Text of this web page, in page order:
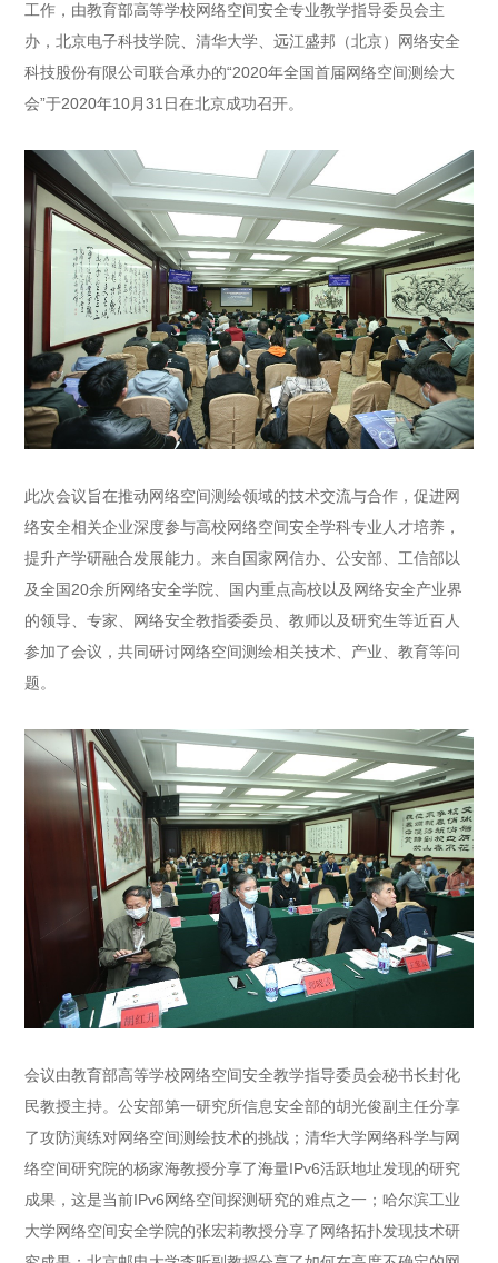
工作，由教育部高等学校网络空间安全专业教学指导委员会主
办，北京电子科技学院、清华大学、远江盛邦（北京）网络安全
科技股份有限公司联合承办的“2020年全国首届网络空间测绘大
会”于2020年10月31日在北京成功召开。
此次会议旨在推动网络空间测绘领域的技术交流与合作，促进网
络安全相关企业深度参与高校网络空间安全学科专业人才培养，
提升产学研融合发展能力。来自国家网信办、公安部、工信部以
及全国20余所网络安全学院、国内重点高校以及网络安全产业界
的领导、专家、网络安全教指委委员、教师以及研究生等近百人
参加了会议，共同研讨网络空间测绘相关技术、产业、教育等问
题。
会议由教育部高等学校网络空间安全教学指导委员会秘书长封化
民教授主持。公安部第一研究所信息安全部的胡光俊副主任分享
了攻防演练对网络空间测绘技术的挑战；清华大学网络科学与网
络空间研究院的杨家海教授分享了海量IPv6活跃地址发现的研究
成果，这是当前IPv6网络空间探测研究的难点之一；哈尔滨工业
大学网络空间安全学院的张宏莉教授分享了网络拓扑发现技术研